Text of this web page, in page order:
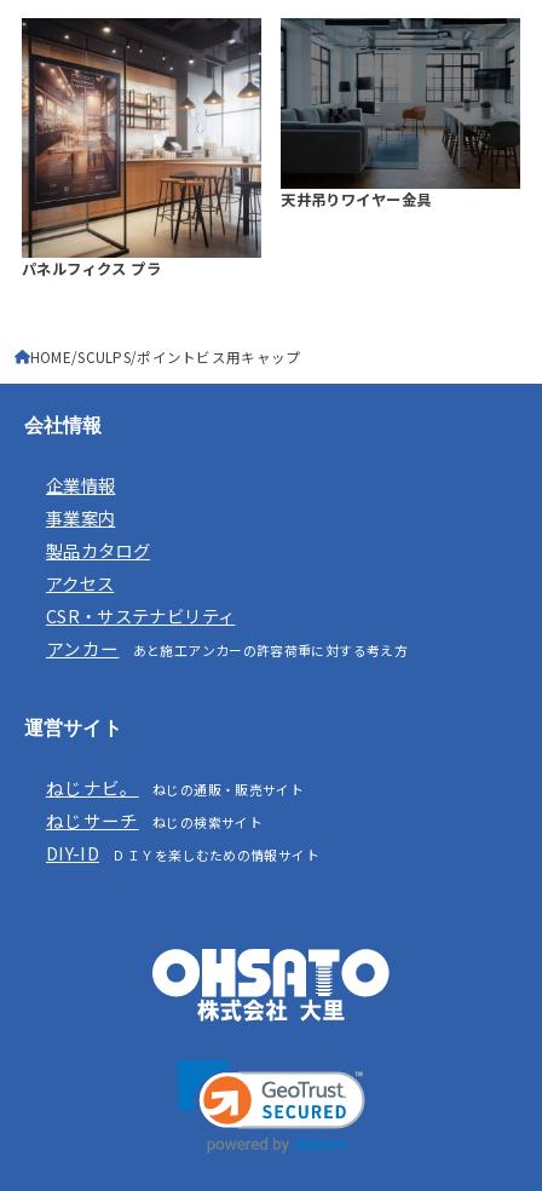
パネルフィクス プラ
天井吊りワイヤー金具
HOME SCULPS ポイントビス用キャップ
会社情報
企業情報
事業案内
製品カタログ
アクセス
CSR・サステナビリティ
アンカー
あと施工アンカーの許容荷重に対する考え方
運営サイト
ねじナビ。 ねじの通販・販売サイト
ねじサーチ ねじの検索サイト
DIY-ID ＤＩＹを楽しむための情報サイト